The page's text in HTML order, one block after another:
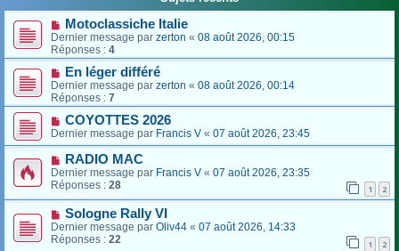
Motoclassiche Italie
Dernier message par zerton « 08 août 2026, 00:15
Réponses : 4
En léger différé
Dernier message par zerton « 08 août 2026, 00:14
Réponses : 7
COYOTTES 2026
Dernier message par Francis V « 07 août 2026, 23:45
RADIO MAC
Dernier message par Francis V « 07 août 2026, 23:35
Réponses : 28 1 2
Sologne Rally VI
Dernier message par Oliv44 « 07 août 2026, 14:33
Réponses : 22 1 2